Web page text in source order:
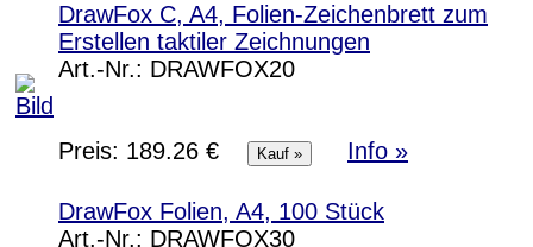
DrawFox C, A4, Folien-Zeichenbrett zum
Erstellen taktiler Zeichnungen
Art.-Nr.: DRAWFOX20
Preis: 189.26 € Info »
DrawFox Folien, A4, 100 Stück
Art.-Nr.: DRAWFOX30